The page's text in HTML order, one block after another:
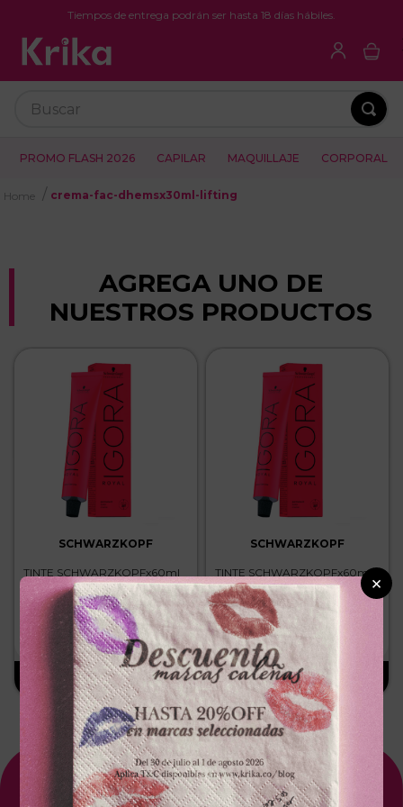
Tiempos de entrega podrán ser hasta 18 días hábiles.
PROMO FLASH 2026 CAPILAR MAQUILLAJE CORPORAL
crema-fac-dhemsx30ml-lifting
AGREGA UNO DE
NUESTROS PRODUCTOS
SCHWARZKOPF
TINTE SCHWARZKOPFx60ml
ROYAL 7.77 RUBIO MEDIO
COBRIZO INTENSO
$ 25 300 ＋
－
SCHWARZKOPF
TINTE SCHWARZKOPFx60ml
ROYAL 8.00 RUBIO CLARO
INTENSO
$ 25.300 －
Suscríbete A Nuestro NewsLetter
×